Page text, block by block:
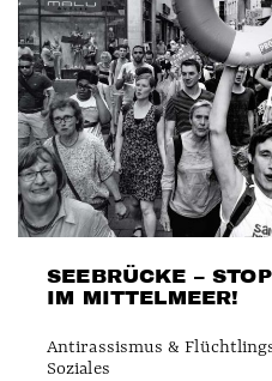
SEEBRÜCKE –
IM MITTELMEER!
Antirassismus &
Soziales